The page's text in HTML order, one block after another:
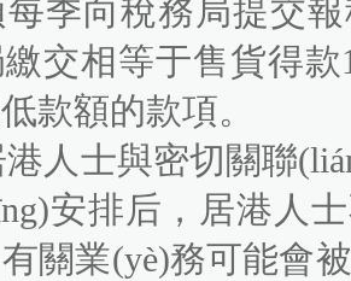
每季向稅務局提交
交相等于售貨得
額的款項。
士與密切關聯
安排后，居港人士
有關業(yè)務可能會